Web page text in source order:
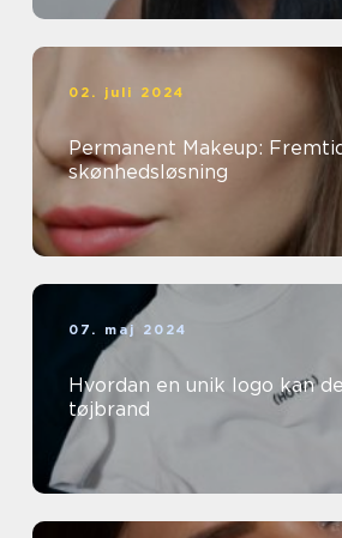
02. juli 2024
Permanent Makeup:
skønhedsløsning
07. maj 2024
Hvordan en unik logo kan
tøjbrand